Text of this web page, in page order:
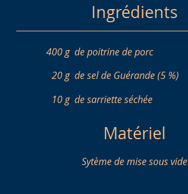
Ingrédients
400 g de poitrine de porc
20 g de sel de Guérande (5 %)
10 g de sarriette séchée
Matériel
Sytème de mise sous vide